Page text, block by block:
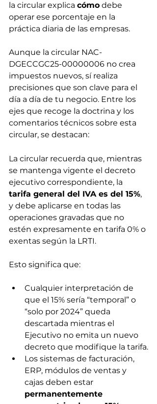
la circular explica cómo debe
operar ese porcentaje en la
práctica diaria de las empresas.
Aunque la circular NAC-
DGECCGC25-00000006 no crea
impuestos nuevos, sí realiza
precisiones que son clave para el
día a día de tu negocio. Entre los
ejes que recoge la doctrina y los
comentarios técnicos sobre esta
circular, se destacan:
La circular recuerda que, mientras
se mantenga vigente el decreto
ejecutivo correspondiente, la
tarifa general del IVA es del 15%,
y debe aplicarse en todas las
operaciones gravadas que no
estén expresamente en tarifa 0% o
exentas según la LRTI.
Esto significa que:
Cualquier interpretación de
que el 15% sería “temporal” o
“solo por 2024” queda
descartada mientras el
Ejecutivo no emita un nuevo
decreto que modifique la tarifa.
Los sistemas de facturación,
ERP, módulos de ventas y
cajas deben estar
permanentemente